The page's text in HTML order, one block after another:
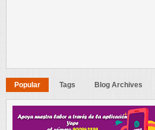
Popular Tags Blog Archives